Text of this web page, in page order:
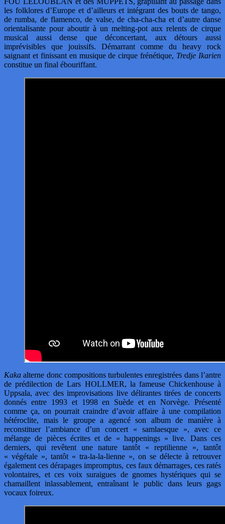
les folklores d’Europe et d’ailleurs et intégrant des bouts de tango,
de rumba, de flamenco, de valse, de cha-cha-cha et d’autre danse
orientalisante pour aboutir à un melting-pot aux relents de cirque
musical aussi dense que déconcertant, aux détours aussi
imprévisibles que jouissifs. Démarrant comme du heavy rock
saignant et finissant en musique de cirque frénétique, Tredje Ikarien
constitue un final ébouriffant.
Kaka alterne donc compositions turbulentes enregistrées dans l’antre
de prédilection de Lars HOLLMER, la fameuse Chickenhouse à
Uppsala, avec des improvisations live délirantes tirées de concerts
donnés entre 1993 et 1998 en Suède et en Norvège. Présenté
comme ça, on pourrait craindre d’avoir affaire à une compilation
hétéroclite, mais le groupe a agencé son album de manière à
reconstituer l’ambiance d’un concert « samlaesque », avec ce
mélange de pièces écrites et de « happenings » live. Dans ces
derniers, qui revêtent une nature tantôt « reptilienne », tantôt
« végétale », tantôt « tra-la-la-lienne », on se délecte à retrouver
également ces dérapages impromptus, ces faux démarrages, ces ratés
volontaires, et ces voix suraigues de gnomes hystériques qui se
chamaillent inlassablement, entraînant le public dans leurs gags
vocaux foireux.